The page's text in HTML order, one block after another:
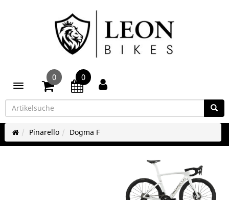
Toggle navigation
0 0
Pinarello Dogma F